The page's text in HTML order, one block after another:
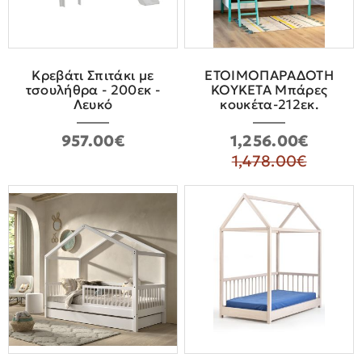
Κρεβάτι Σπιτάκι με
τσουλήθρα - 200εκ -
Λευκό
957.00€
ΕΤΟΙΜΟΠΑΡΑΔΟΤΗ
KOYKETA Μπάρες
κουκέτα-212εκ.
1,256.00€
1,478.00€